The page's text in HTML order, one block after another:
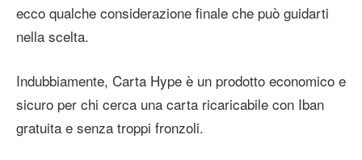
ecco qualche considerazione finale che può guidarti
nella scelta.
Indubbiamente, Carta Hype è un prodotto economico e
sicuro per chi cerca una carta ricaricabile con Iban
gratuita e senza troppi fronzoli.